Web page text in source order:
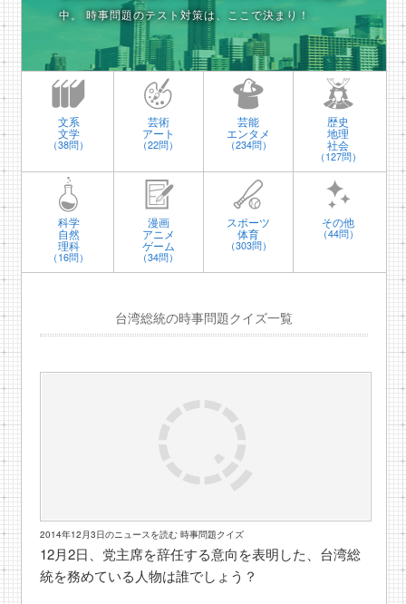
中。
時事問題のテスト対策は、ここで決まり！
文系
文学
（38問）
芸術
アート
（22問）
芸能
エンタメ
（234問）
歴史
地理
社会
（127問）
科学
自然
理科
（16問）
漫画
アニメ
ゲーム
（34問）
スポーツ
体育
（303問）
その他
（44問）
台湾総統の時事問題クイズ一覧
2014年12月3日のニュースを読む 時事問題クイズ
12月2日、党主席を辞任する意向を表明した、台湾総
統を務めている人物は誰でしょう？